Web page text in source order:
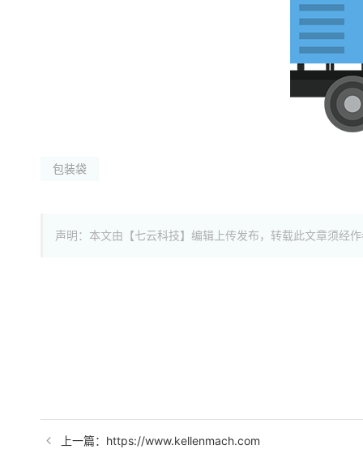
包装袋
声明：本文由【七云科技】编辑上传发布，转载此文章须经
上一篇：https://www.kellenmach.com